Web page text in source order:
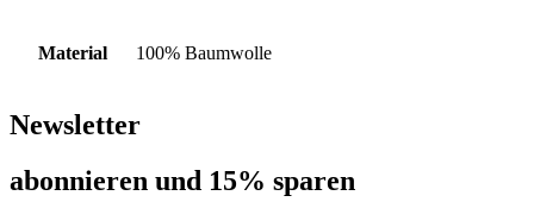
Material 100% Baumwolle
Newsletter
abon­nie­ren und 15% sparen